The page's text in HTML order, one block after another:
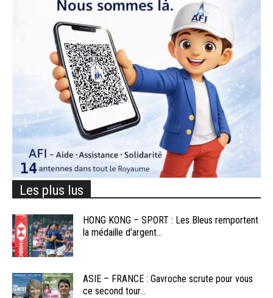
Les plus lus
HONG KONG – SPORT : Les Bleus remportent
la médaille d’argent...
ASIE – FRANCE : Gavroche scrute pour vous
ce second tour...